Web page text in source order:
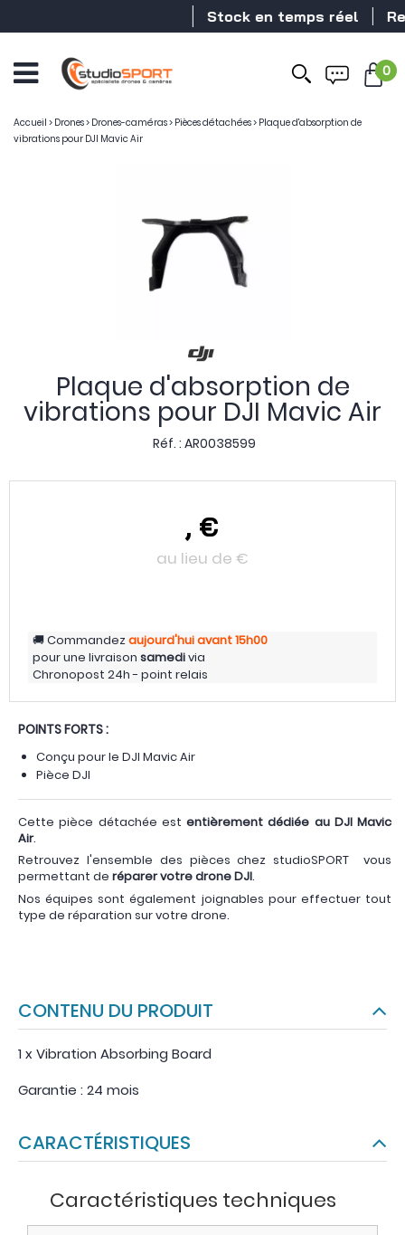
Stock en temps réel
0
Accueil > Drones> Drones-caméras> Pièces détachées> Plaque d'absorption de
vibrations pour DJI Mavic Air
Plaque d'absorption de
vibrations pour DJI Mavic Air
Réf. : AR0038599
, €
au lieu de €
Commandezaujourd'huiavant 15h00
pour une livraison samedivia
Chronopost 24h - point relais
POINTS FORTS :
Conçu pour le DJI Mavic Air
Pièce DJI
Cette pièce détachée est entièrement dédiée au DJI Mavic
Air.
Retrouvez l'ensemble des pièces chez studioSPORT vous
permettant de réparer votre drone DJI.
Nos équipes sont également joignables pour effectuer tout
type de réparation sur votre drone.
CONTENU DU PRODUIT
1 x Vibration Absorbing Board
Garantie : 24 mois
CARACTÉRISTIQUES
Caractéristiques techniques